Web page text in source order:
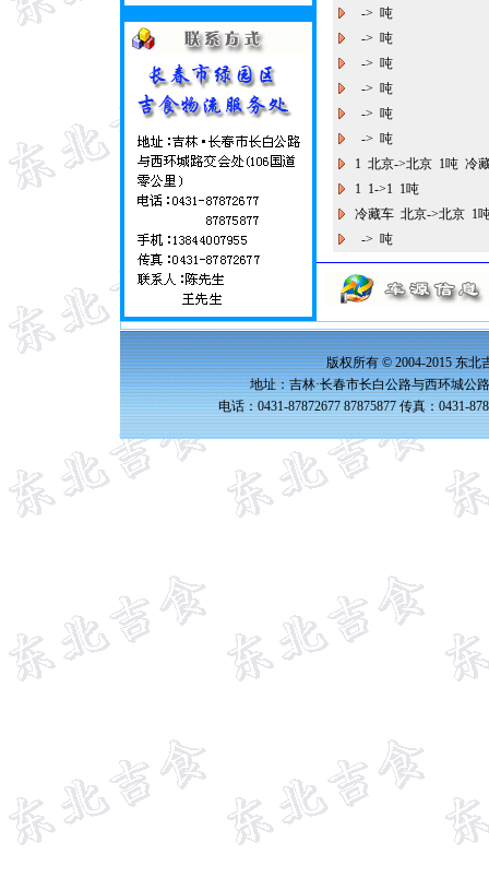
-> 吨
-> 吨
-> 吨
-> 吨
-> 吨
-> 吨
1 北京->北京 1吨 冷
1 1->1 1吨
冷藏车 北京->北京 1
-> 吨
版权所有 © 2004-2015 东北
地址：吉林·长春市长白公路与西环城公
电话：0431-87872677 87875877 传真：0431-